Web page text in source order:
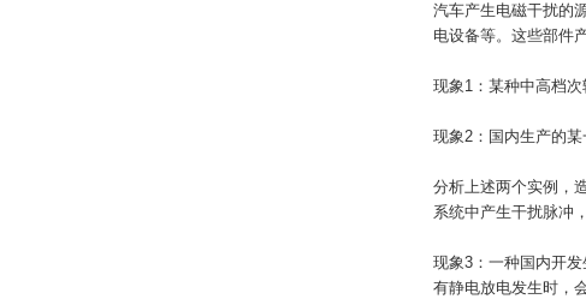
汽车产生电磁干扰的
电设备等。这些部件
现象1：某种中高档
现象2：国内生产的
分析上述两个实例，
系统中产生干扰脉冲
现象3：一种国内开
有静电放电发生时，